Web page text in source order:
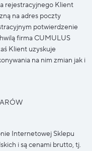
rejestracyjnego Klient
na adres poczty
potwierdzenie
firma CUMULUS
Klient uzyskuje
na nim zmian jak i
Internetowej Sklepu
i są cenami brutto, tj.